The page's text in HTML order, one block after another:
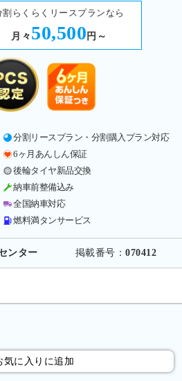
割らくらくリースプランなら
月々 50,500 円～
分割リースプラン・分割購入プラン対応
6ヶ月あんしん保証
後輪タイヤ新品交換
納車前整備込み
全国納車対応
燃料満タンサービス
ンター 掲載番号：070412
気に入りに追加